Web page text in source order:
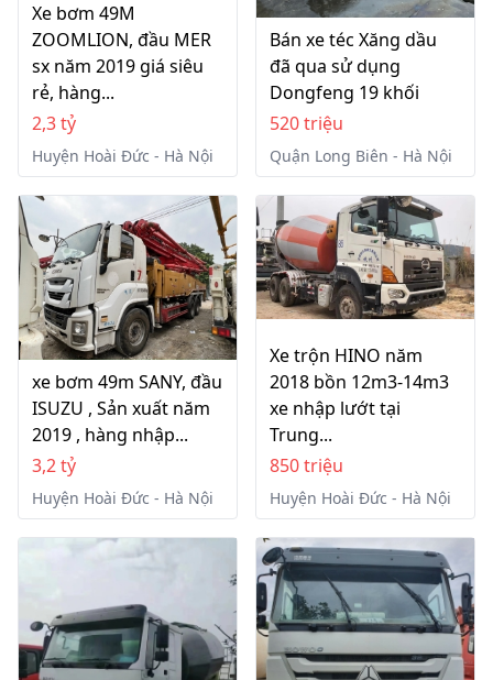
Xe bơm 49M
ZOOMLION, đầu MER
sx năm 2019 giá siêu
rẻ, hàng...
2,3 tỷ
Huyện Hoài Đức - Hà Nội
Bán xe téc Xăng dầu
đã qua sử dụng
Dongfeng 19 khối
520 triệu
Quận Long Biên - Hà Nội
xe bơm 49m SANY, đầu
ISUZU , Sản xuất năm
2019 , hàng nhập...
3,2 tỷ
Huyện Hoài Đức - Hà Nội
Xe trộn HINO năm
2018 bồn 12m3-14m3
xe nhập lướt tại
Trung...
850 triệu
Huyện Hoài Đức - Hà Nội